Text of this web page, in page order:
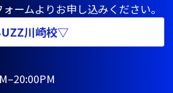
ームよりお申し込みください。
川崎校▽